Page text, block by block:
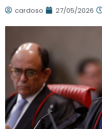
cardoso 27/05/2026